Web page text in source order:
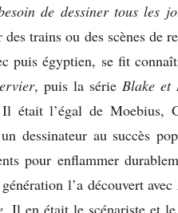
de dessiner tous les
des trains ou des scènes de
puis égyptien, se fit
, puis la série Blake et
était l’égal de Moebius,
dessinateur au succès
pour enflammer
l’a découvert avec
. Il en était le scénariste et